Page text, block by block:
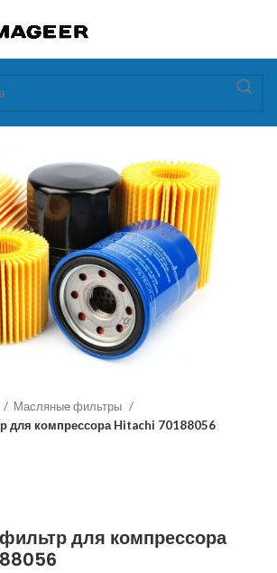
Масляные фильтры
для компрессора Hitachi 70188056
для компрессора